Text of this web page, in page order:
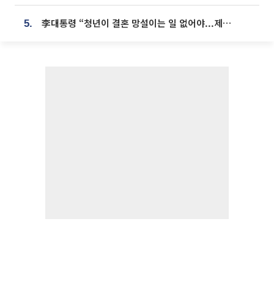
5. 李대통령 “청년이 결혼 망설이는 일 없어야...제도상 불이익 조사”